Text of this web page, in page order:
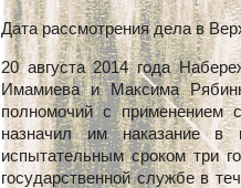
Дата рассмотрения дела в
20 августа 2014 года
Имамиева и Максима
полномочий с
назначил им наказание
испытательным сроком три
государственной службе в